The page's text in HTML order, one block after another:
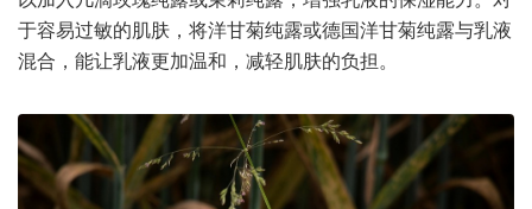
于容易过敏的肌肤，将洋甘菊纯露或德国洋甘菊纯露与乳液
混合，能让乳液更加温和，减轻肌肤的负担。